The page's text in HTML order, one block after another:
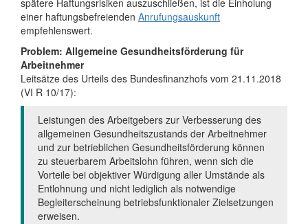
spätere Haftungsrisiken auszuschließen, ist die Einholung
einer haftungsbefreienden Anrufungsauskunft
empfehlenswert.
Problem: Allgemeine Gesundheitsförderung für
Arbeitnehmer
Leitsätze des Urteils des Bundesfinanzhofs vom 21.11.2018
(VI R 10/17):
Leistungen des Arbeitgebers zur Verbesserung des
allgemeinen Gesundheitszustands der Arbeitnehmer
und zur betrieblichen Gesundheitsförderung können
zu steuerbarem Arbeitslohn führen, wenn sich die
Vorteile bei objektiver Würdigung aller Umstände als
Entlohnung und nicht lediglich als notwendige
Begleiterscheinung betriebsfunktionaler Zielsetzungen
erweisen.